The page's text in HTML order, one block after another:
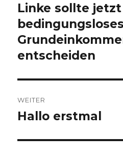
Vorheriger
Beitrag:
Linke sollte
bedingungsloses
entscheiden
WEITER
Nächster
Hallo erstmal